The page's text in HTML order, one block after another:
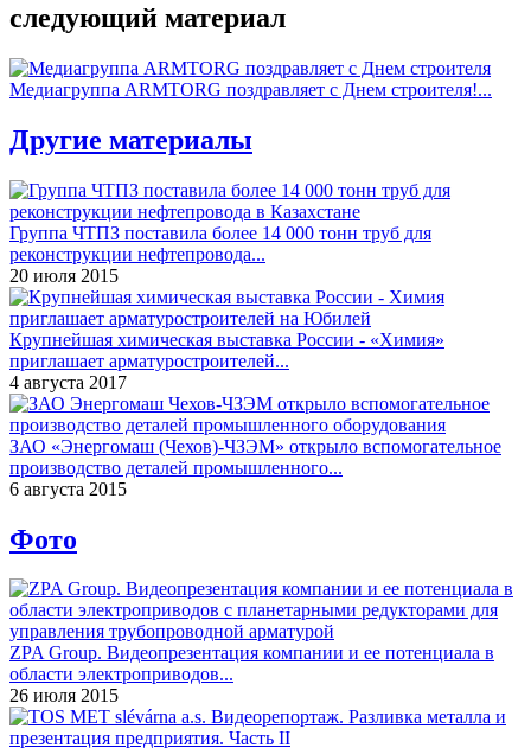
следующий материал
Медиагруппа ARMTORG поздравляет с Днем строителя!...
Другие материалы
Группа ЧТПЗ поставила более 14 000 тонн труб для
реконструкции нефтепровода...
20 июля 2015
Крупнейшая химическая выставка России - «Химия»
приглашает арматуростроителей...
4 августа 2017
ЗАО «Энергомаш (Чехов)-ЧЗЭМ» открыло вспомогательное
производство деталей промышленного...
6 августа 2015
Фото
ZPA Group. Видеопрезентация компании и ее потенциала в
области электроприводов...
26 июля 2015